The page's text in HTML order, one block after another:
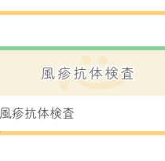
風疹抗体検査
風疹抗体検査